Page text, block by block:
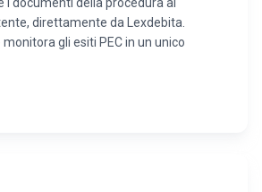
direttamente da Lexdebita.
gli esiti PEC in un unico